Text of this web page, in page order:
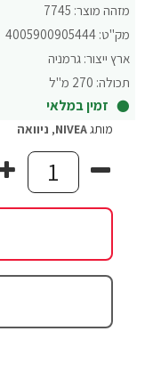
מזהה מוצר: 7745
מק"ט: 4005900905444
ארץ ייצור: גרמניה
תכולה: 270 מ"ל
זמין במלאי
מותגNIVEA
, ניוואה